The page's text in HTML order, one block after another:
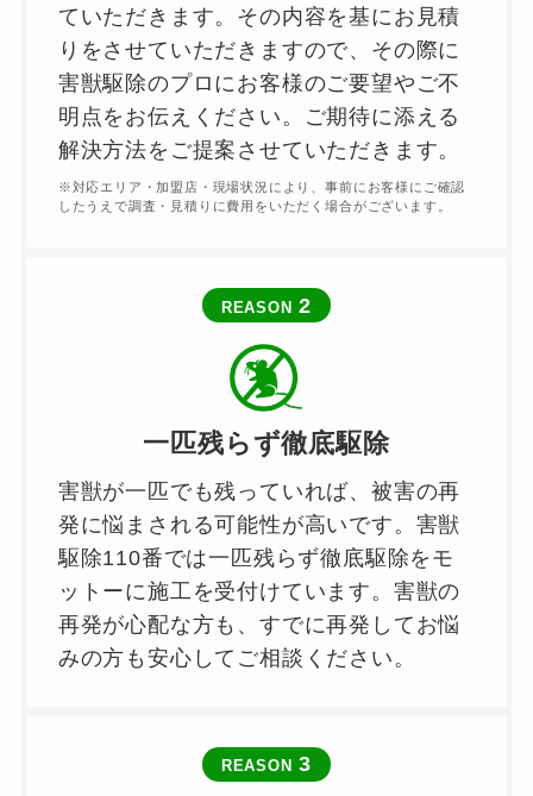
ていただきます。その内容を基にお見積
りをさせていただきますので、その際に
害獣駆除のプロにお客様のご要望やご不
明点をお伝えください。ご期待に添える
解決方法をご提案させていただきます。
※対応エリア・加盟店・現場状況により、事前にお客様にご確認
したうえで調査・見積りに費用をいただく場合がございます。
REASON 2
一匹残らず徹底駆除
害獣が一匹でも残っていれば、被害の再
発に悩まされる可能性が高いです。害獣
駆除110番では一匹残らず徹底駆除をモ
ットーに施工を受付けています。害獣の
再発が心配な方も、すでに再発してお悩
みの方も安心してご相談ください。
REASON 3